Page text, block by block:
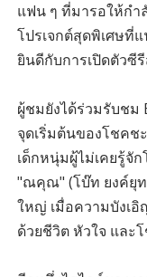
แฟน ๆ ที่มารอให้กำ
โปรเจกต์สุดพิเศษที่
ยินดีกับการเปิดตัวซี
ผู้ชมยังได้ร่วมรับชม
จุดเริ่มต้นของโชคช
เด็กหนุ่มผู้ไม่เคยรู้จั
"ณคุณ" (โบ๊ท ยงค์ยุท
ใหญ่ เมื่อความบังเ
ด้วยชีวิต หัวใจ และ